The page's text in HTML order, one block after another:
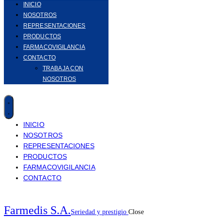
INICIO
NOSOTROS
REPRESENTACIONES
PRODUCTOS
FARMACOVIGILANCIA
CONTACTO
TRABAJA CON
NOSOTROS
INICIO
NOSOTROS
REPRESENTACIONES
PRODUCTOS
FARMACOVIGILANCIA
CONTACTO
Farmedis S.A.Seriedad y prestigio Close